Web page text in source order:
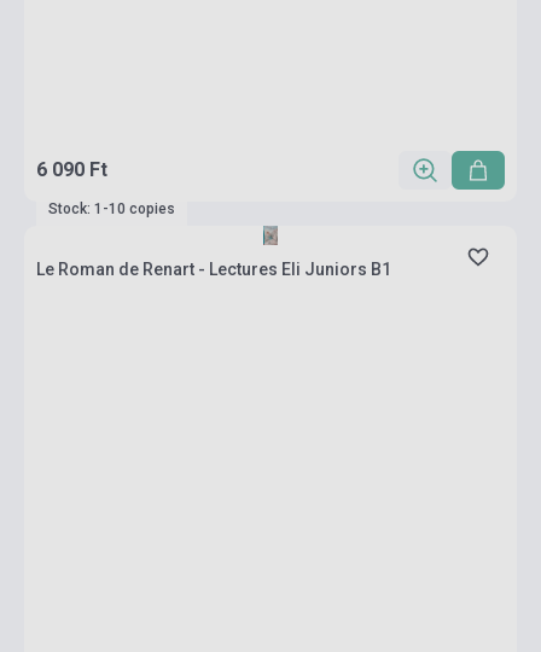
6 090 Ft
Stock: 1-10 copies
Le Roman de Renart - Lectures Eli Juniors B1